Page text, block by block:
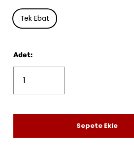
Tek Ebat
Adet:
Sepete Ekle